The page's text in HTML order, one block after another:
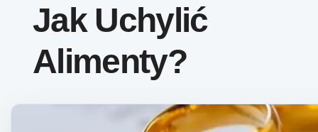
Jak Uchylić
Alimenty?